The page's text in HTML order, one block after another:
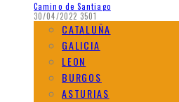
Camino de Santiago
30/04/2022 3501
CATALUÑA
GALICIA
LEON
BURGOS
ASTURIAS